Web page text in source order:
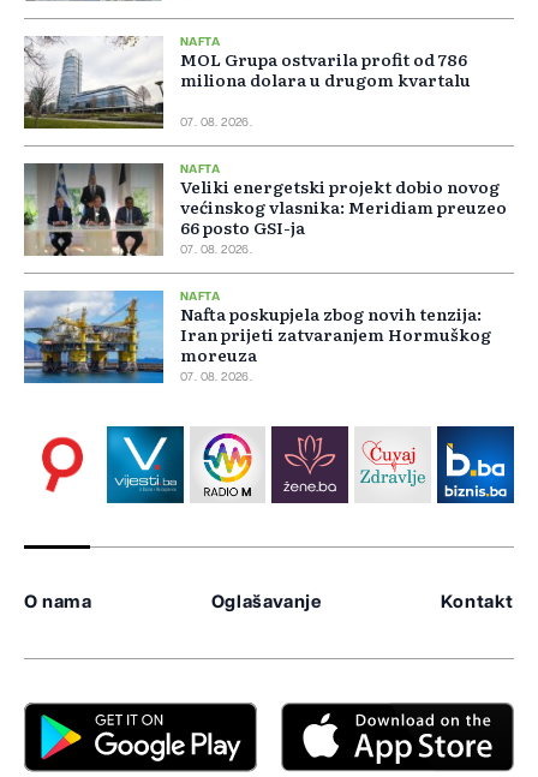
NAFTA
MOL Grupa ostvarila profit od 786
miliona dolara u drugom kvartalu
07. 08. 2026.
NAFTA
Veliki energetski projekt dobio novog
većinskog vlasnika: Meridiam preuzeo
66 posto GSI-ja
07. 08. 2026.
NAFTA
Nafta poskupjela zbog novih tenzija:
Iran prijeti zatvaranjem Hormuškog
moreuza
07. 08. 2026.
O nama Oglašavanje Kontakt